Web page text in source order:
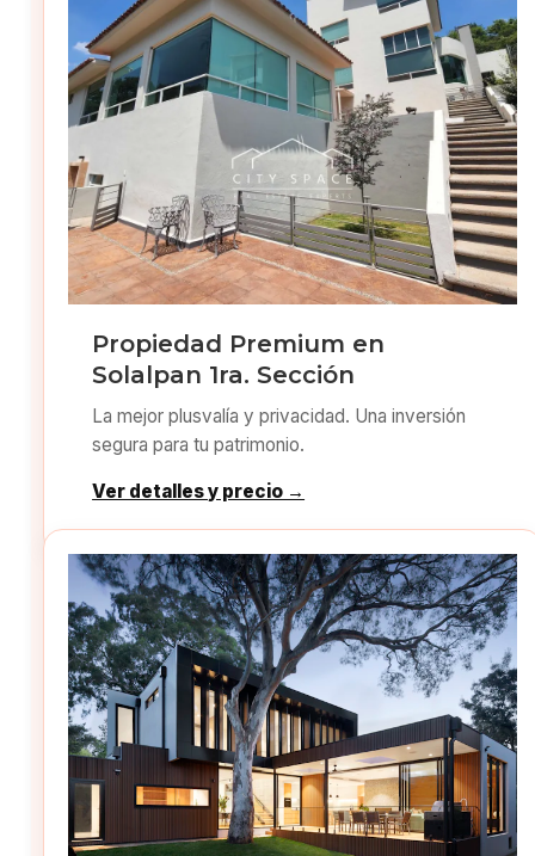
Propiedad Premium en
Solalpan 1ra. Sección
La mejor plusvalía y privacidad. Una inversión
segura para tu patrimonio.
Ver detalles y precio →